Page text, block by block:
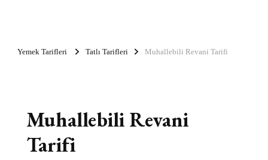
Yemek Tarifleri Tatlı Tarifleri Muhallebili Revani Tarifi
Muhallebili Revani
Tarifi